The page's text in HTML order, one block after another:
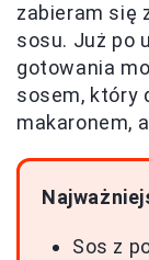
zabieram się
sosu. Już po
gotowania
sosem, który
makaronem,
Sos z